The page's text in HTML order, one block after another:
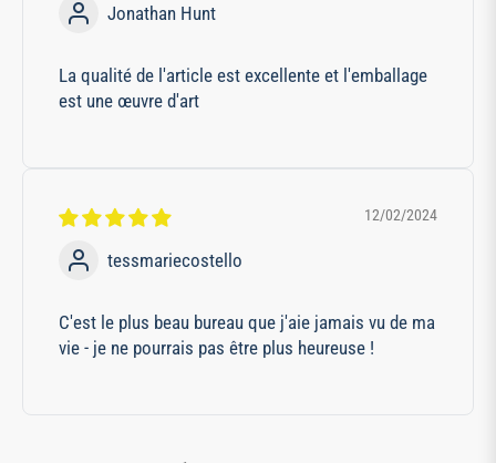
Jonathan Hunt
La qualité de l'article est excellente et l'emballage
est une œuvre d'art
12/02/2024
tessmariecostello
C'est le plus beau bureau que j'aie jamais vu de ma
vie - je ne pourrais pas être plus heureuse !